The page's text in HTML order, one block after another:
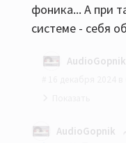
фоника... А при
системе - себя
AudioGopnik
AudioGopnik